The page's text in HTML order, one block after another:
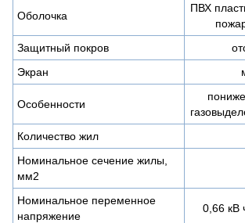
Оболочка
ПВХ
Защитный покров
Экран
Особенности
Количество жил
Номинальное сечение жилы,
мм2
Номинальное переменное
напряжение
0,66 кВ